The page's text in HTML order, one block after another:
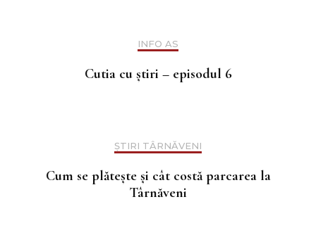
INFO AS
Cutia cu știri – episodul 6
ȘTIRI TÂRNĂVENI
Cum se plătește și cât costă parcarea la
Târnăveni